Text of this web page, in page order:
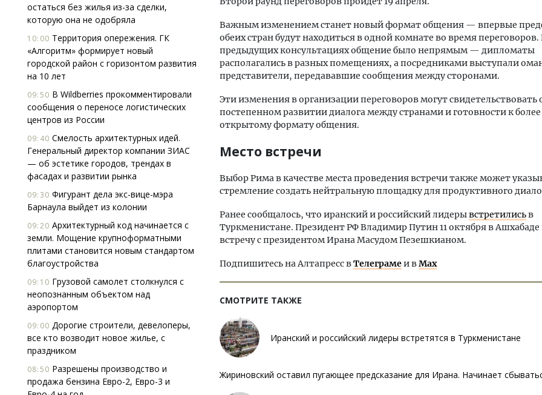
остаться без жилья из-за сделки,
которую она не одобряла
10:00 Территория опережения. ГК
«Алгоритм» формирует новый
городской район с горизонтом развития
на 10 лет
09:50 В Wildberries прокомментировали
сообщения о переносе логистических
центров из России
09:40 Смелость архитектурных идей.
Генеральный директор компании ЗИАС
— об эстетике городов, трендах в
фасадах и развитии рынка
09:30 Фигурант дела экс-вице-мэра
Барнаула выйдет из колонии
09:20 Архитектурный код начинается с
земли. Мощение крупноформатными
плитами становится новым стандартом
благоустройства
09:10 Грузовой самолет столкнулся с
неопознанным объектом над
аэропортом
09:00 Дорогие строители, девелоперы,
все кто возводит новое жилье, с
праздником
08:50 Разрешены производство и
продажа бензина Евро-2, Евро-3 и
Важным изменением станет новый формат общения — впервые
обеих стран будут находиться в одной комнате во время переговоров.
предыдущих консультациях общение было непрямым — дипломаты
располагались в разных помещениях, а посредниками выступали
представители, передававшие сообщения между сторонами.
Эти изменения в организации переговоров могут свидетельствовать
постепенном развитии диалога между странами и готовности к более
открытому формату общения.
Место встречи
Выбор Рима в качестве места проведения встречи также может
стремление создать нейтральную площадку для продуктивного
Ранее сообщалось, что иранский и российский лидерывстретилисьв
Туркменистане. Президент РФ Владимир Путин 11 октября в
встречу с президентом Ирана Масудом Пезешкианом.
Подпишитесь на Алтапресс вТелеграмеи вMax
СМОТРИТЕ ТАКЖЕ
Иранский и российский лидеры встретятся в Туркменистане
Жириновский оставил пугающее предсказание для Ирана. Начинает